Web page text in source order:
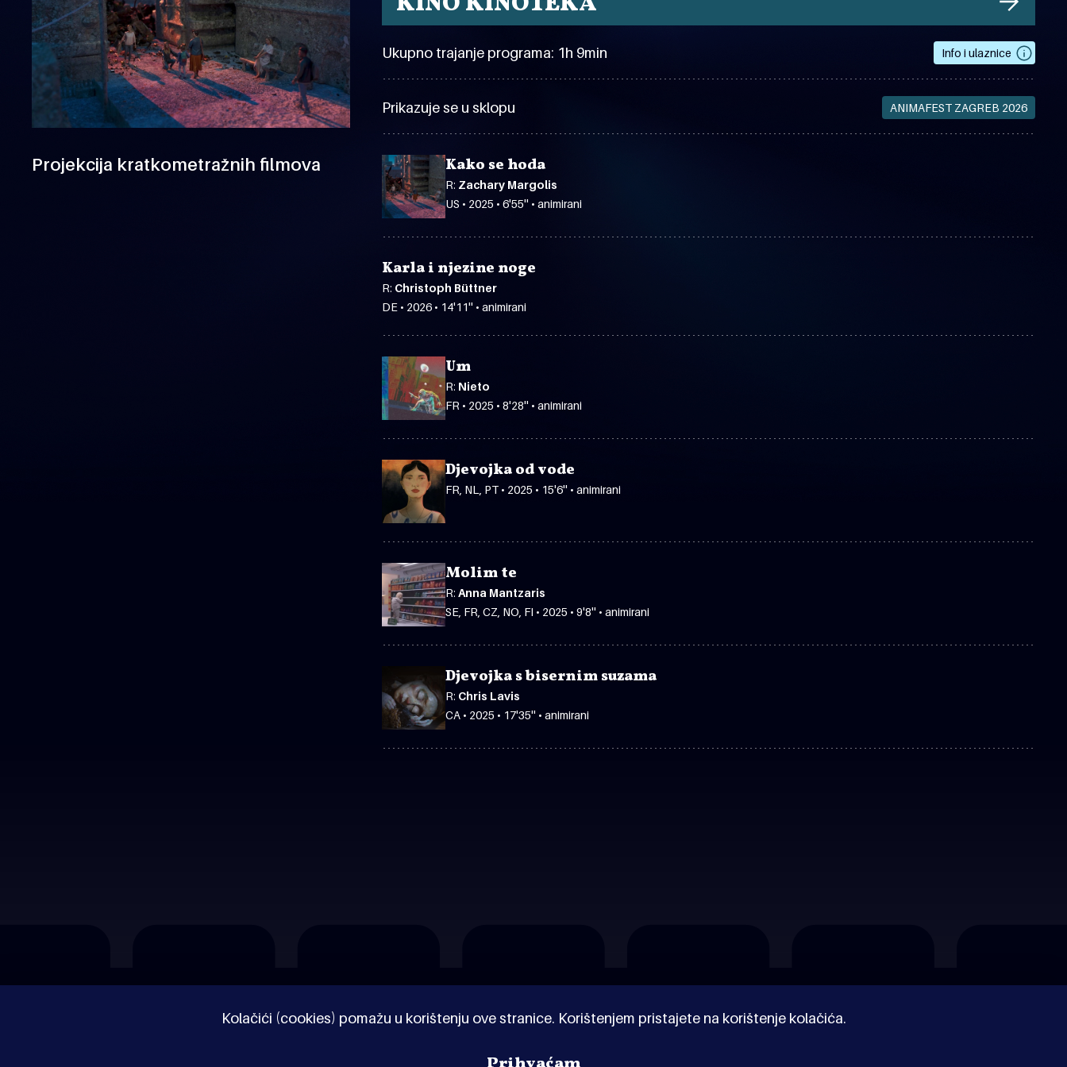
Kolačići (cookies) pomažu u korištenju ove stranice. Korištenjem pristajete na korištenje kolačića.
Projekcija kratkometražnih filmova
Ukupno trajanje programa: 1h 9min Info i ulaznice
Prikazuje se u sklopu ANIMAFEST ZAGREB 2026
Kako se hoda
R: Zachary Margolis
US • 2025 • 6'55'' • animirani
Karla i njezine noge
R: Christoph Büttner
DE • 2026 • 14'11'' • animirani
Um
R: Nieto
FR • 2025 • 8'28'' • animirani
Djevojka od vode
FR, NL, PT • 2025 • 15'6'' • animirani
Molim te
R:Anna Mantzaris
SE, FR, CZ, NO, FI • 2025 • 9'8'' • animirani
Djevojka s bisernim suzama
R: Chris Lavis
CA • 2025 • 17'35'' • animirani